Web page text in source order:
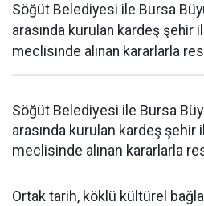
Söğüt Belediyesi ile Bursa
arasında kurulan kardeş şehir
meclisinde alınan kararlarla
Söğüt Belediyesi ile Bursa
arasında kurulan kardeş
meclisinde alınan kararlarla
Ortak tarih, köklü kültürel